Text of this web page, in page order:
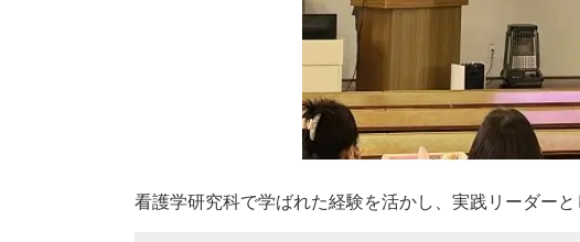
看護学研究科で学ばれた経験を活かし、実践リーダー